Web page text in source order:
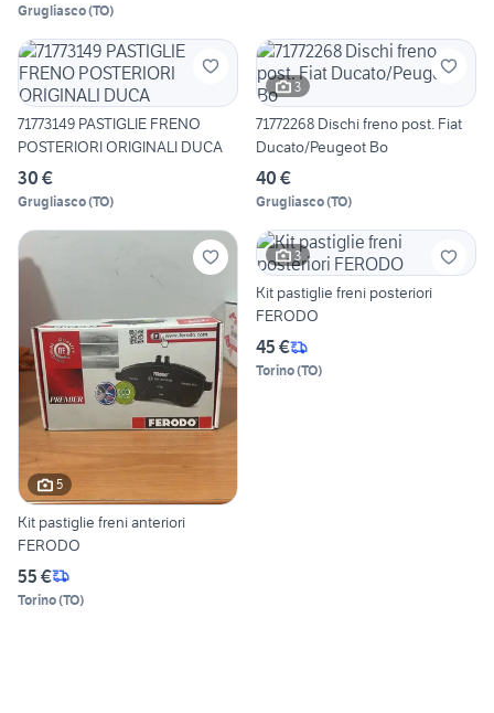
Grugliasco(TO)
71773149 PASTIGLIE FRENO
POSTERIORI ORIGINALI DUCA
30 €
Grugliasco(TO)
3
71772268 Dischi freno post. Fiat
Ducato/Peugeot Bo
40 €
Grugliasco(TO)
5
Kit pastiglie freni anteriori
FERODO
55 €
Torino(TO)
3
Kit pastiglie freni posteriori
FERODO
45 €
Torino(TO)